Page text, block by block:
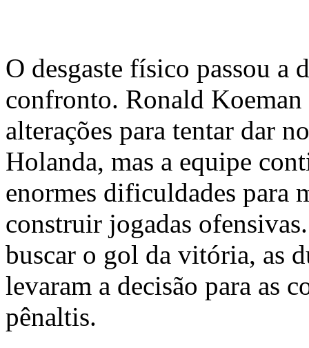
O desgaste físico passou a
confronto. Ronald
alterações para tentar dar
Holanda, mas a equipe
enormes dificuldades para
construir jogadas
buscar o gol da vitória, as
levaram a decisão para as
pênaltis.